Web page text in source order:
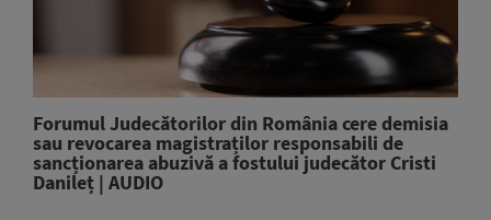
Forumul Judecătorilor din România cere demisia
sau revocarea magistraților responsabili de
sancționarea abuzivă a fostului judecător Cristi
Danileț | AUDIO